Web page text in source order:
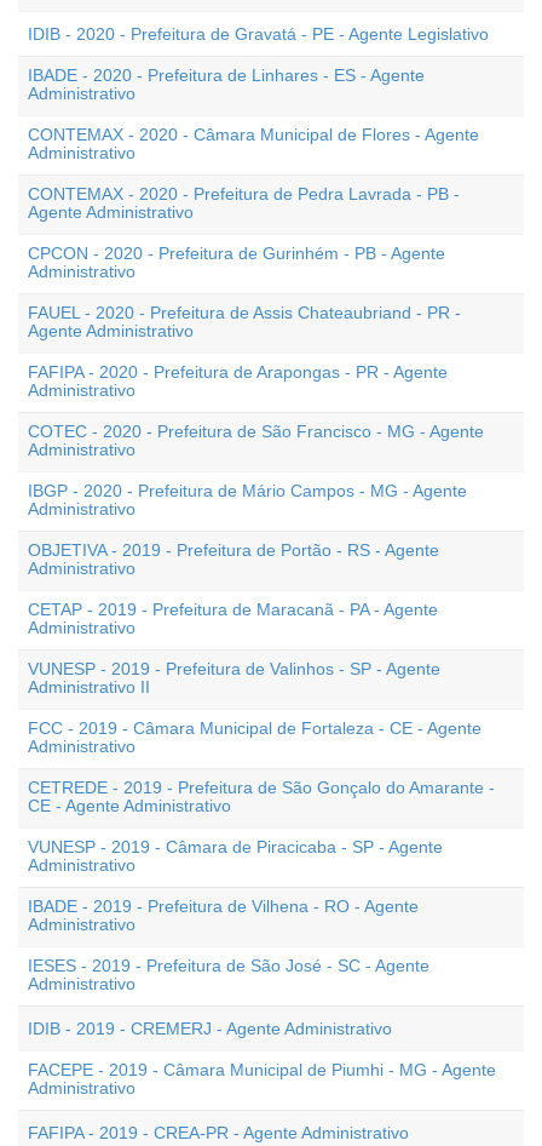
IDIB - 2020 - Prefeitura de Gravatá - PE - Agente Legislativo
IBADE - 2020 - Prefeitura de Linhares - ES - Agente
Administrativo
CONTEMAX - 2020 - Câmara Municipal de Flores - Agente
Administrativo
CONTEMAX - 2020 - Prefeitura de Pedra Lavrada - PB -
Agente Administrativo
CPCON - 2020 - Prefeitura de Gurinhém - PB - Agente
Administrativo
FAUEL - 2020 - Prefeitura de Assis Chateaubriand - PR -
Agente Administrativo
FAFIPA - 2020 - Prefeitura de Arapongas - PR - Agente
Administrativo
COTEC - 2020 - Prefeitura de São Francisco - MG - Agente
Administrativo
IBGP - 2020 - Prefeitura de Mário Campos - MG - Agente
Administrativo
OBJETIVA - 2019 - Prefeitura de Portão - RS - Agente
Administrativo
CETAP - 2019 - Prefeitura de Maracanã - PA - Agente
Administrativo
VUNESP - 2019 - Prefeitura de Valinhos - SP - Agente
Administrativo II
FCC - 2019 - Câmara Municipal de Fortaleza - CE - Agente
Administrativo
CETREDE - 2019 - Prefeitura de São Gonçalo do Amarante -
CE - Agente Administrativo
VUNESP - 2019 - Câmara de Piracicaba - SP - Agente
Administrativo
IBADE - 2019 - Prefeitura de Vilhena - RO - Agente
Administrativo
IESES - 2019 - Prefeitura de São José - SC - Agente
Administrativo
IDIB - 2019 - CREMERJ - Agente Administrativo
FACEPE - 2019 - Câmara Municipal de Piumhi - MG - Agente
Administrativo
FAFIPA - 2019 - CREA-PR - Agente Administrativo